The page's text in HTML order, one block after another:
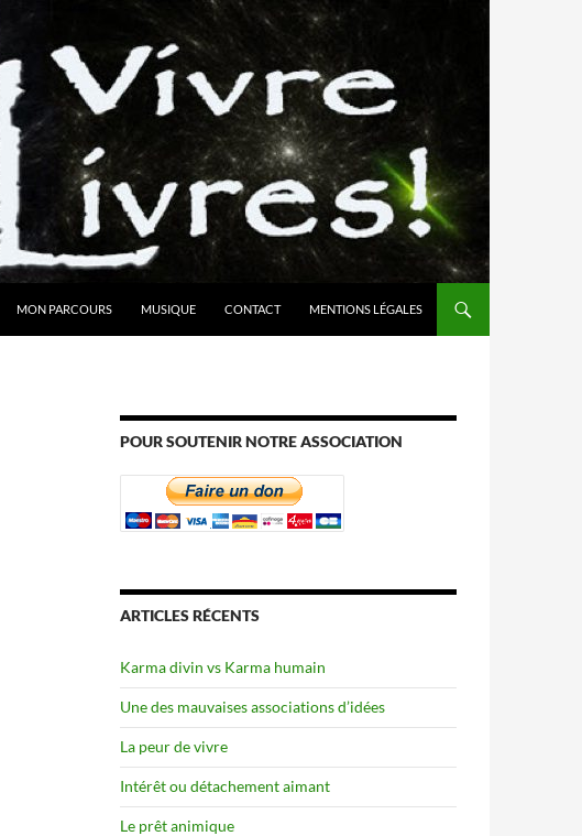
MON PARCOURS MUSIQUE CONTACT MENTIONS LÉGALES
POUR SOUTENIR NOTRE ASSOCIATION
ARTICLES RÉCENTS
Karma divin vs Karma humain
Une des mauvaises associations d’idées
La peur de vivre
Intérêt ou détachement aimant
Le prêt animique